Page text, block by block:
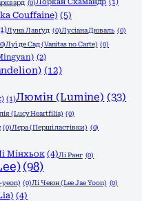
(0)
Couffaine) (5)
Луна Лавґуд (0)Лусіана Дюваль (0)
Луї де Сад (Vanitas no Carte) (0)
(2)
(12)
(1)Люмін (Lumine) (33)
(Lucy Heartfilia) (0)
(0)Лєра (Перші ластівки) (0)
Мінхьок (4)Лі Ранг (0)
(98)
yeon) (0)Лі Чеюн (Lee Jae Yoon) (0)
(4)